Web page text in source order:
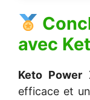
avec
Keto Power
efficace et